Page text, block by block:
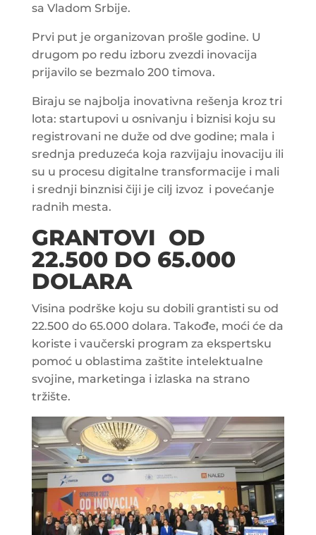
sa Vladom Srbije.
Prvi put je organizovan prošle godine. U
drugom po redu izboru zvezdi inovacija
prijavilo se bezmalo 200 timova.
Biraju se najbolja inovativna rešenja kroz tri
lota: startupovi u osnivanju i biznisi koju su
registrovani ne duže od dve godine; mala i
srednja preduzeća koja razvijaju inovaciju ili
su u procesu digitalne transformacije i mali
i srednji binznisi čiji je cilj izvoz i povećanje
radnih mesta.
GRANTOVI OD
22.500 DO 65.000
DOLARA
Visina podrške koju su dobili grantisti su od
22.500 do 65.000 dolara. Takođe, moći će da
koriste i vaučerski program za ekspertsku
pomoć u oblastima zaštite intelektualne
svojine, marketinga i izlaska na strano
tržište.